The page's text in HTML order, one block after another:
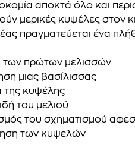
αποκτά όλο και
μερικές κυψέλες
πραγματεύεται ένα
των πρώτων μελισσών
μιας βασίλισσας
της κυψέλης
του μελιού
του σχηματισμού
των κυψελών